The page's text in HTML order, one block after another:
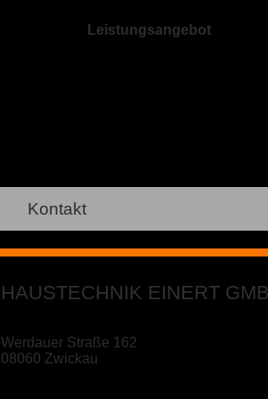
Leistungsangebot
Kontakt
HAUSTECHNIK EINERT
Werdauer Straße 162
08060 Zwickau